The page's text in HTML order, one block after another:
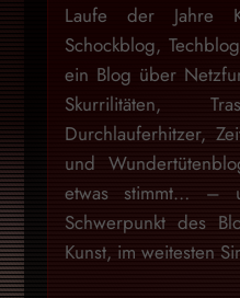
Laufe der Jahre
Schockblog,
ein Blog über
Skurrilitäten,
Durchlauferhitzer,
und
etwas stimmt… –
Schwerpunkt des
Kunst, im weitesten